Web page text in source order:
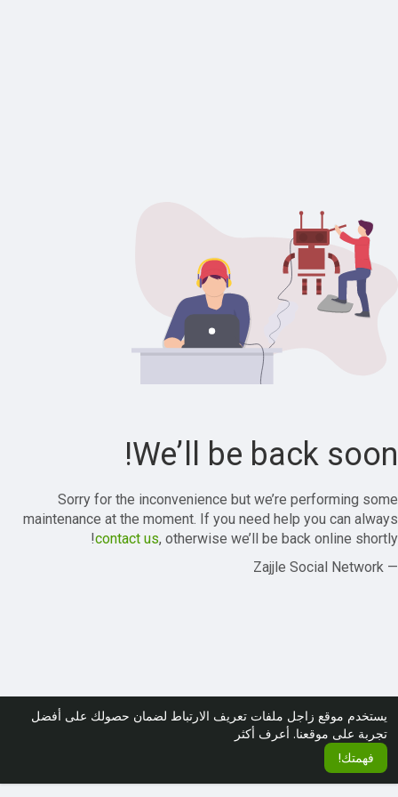
يستخدم موقع زاجل ملفات تعريف الارتباط لضمان حصولك على أفضل
تجربة على موقعنا. أعرف أكثر
فهمتك!
We’ll be back soon!
Sorry for the inconvenience but we’re performing some
maintenance at the moment. If you need help you can always
contact us, otherwise we’ll be back online shortly!
— Zajjle Social Network